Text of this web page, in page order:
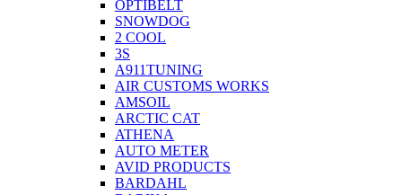
OPTIBELT
SNOWDOG
2 СOOL
3S
A911TUNING
AIR CUSTOMS WORKS
AMSOIL
ARCTIC CAT
ATHENA
AUTO METER
AVID PRODUCTS
BARDAHL